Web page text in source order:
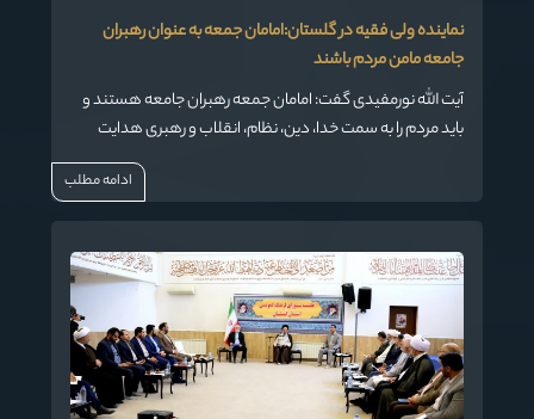
نماینده ولی فقیه در گلستان:امامان جمعه به عنوان رهبران
جامعه مامن مردم باشند
آیت الله نورمفیدی گفت: امامان جمعه رهبران جامعه هستند و
باید مردم را به سمت خدا، دین، نظام، انقلاب و رهبری هدایت
ادامه مطلب